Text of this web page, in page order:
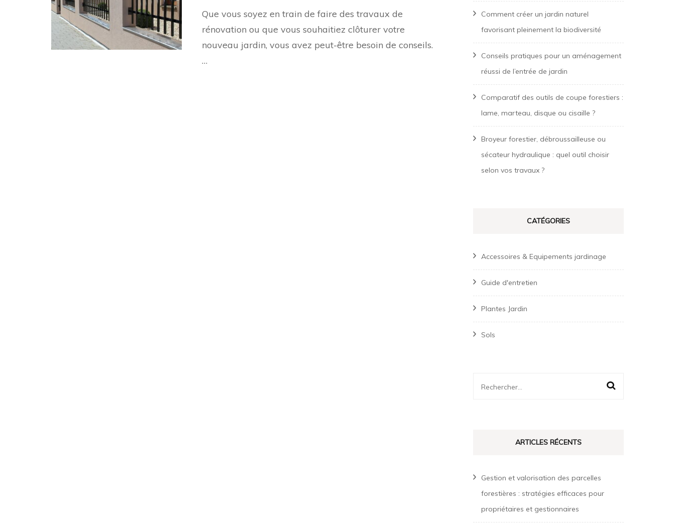
Que vous soyez en train de faire des travaux de
rénovation ou que vous souhaitiez clôturer votre
nouveau jardin, vous avez peut-être besoin de conseils.
…
Comment créer un jardin naturel
favorisant pleinement la biodiversité
Conseils pratiques pour un aménagement
réussi de l’entrée de jardin
Comparatif des outils de coupe forestiers :
lame, marteau, disque ou cisaille ?
Broyeur forestier, débroussailleuse ou
sécateur hydraulique : quel outil choisir
selon vos travaux ?
CATÉGORIES
Accessoires & Equipements jardinage
Guide d'entretien
Plantes Jardin
Sols
Rechercher :
ARTICLES RÉCENTS
Gestion et valorisation des parcelles
forestières : stratégies efficaces pour
propriétaires et gestionnaires